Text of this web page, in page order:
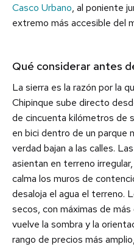
Casco Urbano, al poniente
extremo más accesible del
Qué considerar antes
La sierra es la razón por la
Chipinque sube directo
de cincuenta kilómetros de
en bici dentro de un parque
verdad bajan a las calles.
asientan en terreno
calma los muros de
desaloja el agua el terreno.
secos, con máximas de
vuelve la sombra y la
rango de precios más amplio,